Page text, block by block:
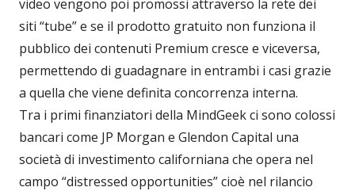
video vengono poi promossi attraverso la rete dei
siti “tube” e se il prodotto gratuito non funziona il
pubblico dei contenuti Premium cresce e viceversa,
permettendo di guadagnare in entrambi i casi grazie
a quella che viene definita concorrenza interna.
Tra i primi finanziatori della MindGeek ci sono colossi
bancari come JP Morgan e Glendon Capital una
società di investimento californiana che opera nel
campo “distressed opportunities” cioè nel rilancio